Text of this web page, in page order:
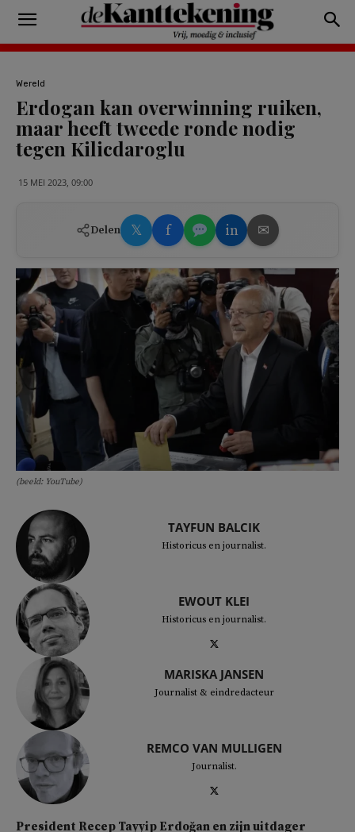
Wereld
Erdogan kan overwinning ruiken,
maar heeft tweede ronde nodig
tegen Kilicdaroglu
15 MEI 2023, 09:00
Delen 𝕏 f in ✉
(beeld: YouTube)
TAYFUN BALCIK
Historicus en journalist.
EWOUT KLEI
Historicus en journalist.
MARISKA JANSEN
Journalist & eindredacteur
REMCO VAN MULLIGEN
Journalist.
President Recep Tayyip Erdoğan en zijn uitdager